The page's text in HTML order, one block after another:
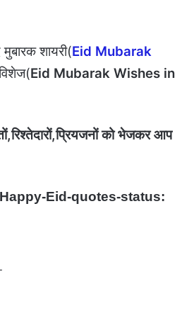
शायरी(Eid Mubarak
Eid Mubarak Wishes in
को भेजकर आप
Eid-quotes-status: